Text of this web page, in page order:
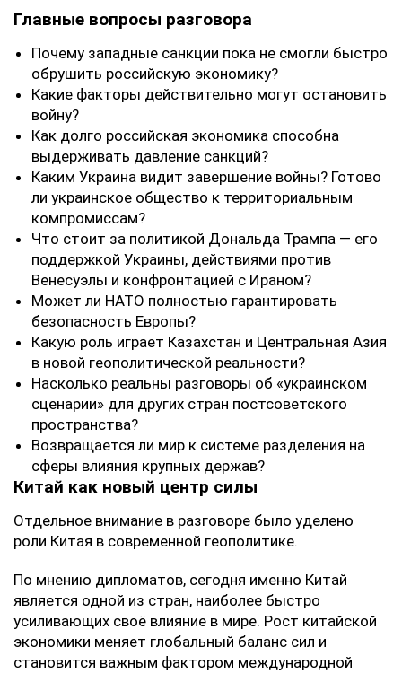
Главные вопросы разговора
Почему западные санкции пока не смогли быстро
обрушить российскую экономику?
Какие факторы действительно могут остановить
войну?
Как долго российская экономика способна
выдерживать давление санкций?
Каким Украина видит завершение войны? Готово
ли украинское общество к территориальным
компромиссам?
Что стоит за политикой Дональда Трампа — его
поддержкой Украины, действиями против
Венесуэлы и конфронтацией с Ираном?
Может ли НАТО полностью гарантировать
безопасность Европы?
Какую роль играет Казахстан и Центральная Азия
в новой геополитической реальности?
Насколько реальны разговоры об «украинском
сценарии» для других стран постсоветского
пространства?
Возвращается ли мир к системе разделения на
сферы влияния крупных держав?
Китай как новый центр силы
Отдельное внимание в разговоре было уделено
роли Китая в современной геополитике.
По мнению дипломатов, сегодня именно Китай
является одной из стран, наиболее быстро
усиливающих своё влияние в мире. Рост китайской
экономики меняет глобальный баланс сил и
становится важным фактором международной